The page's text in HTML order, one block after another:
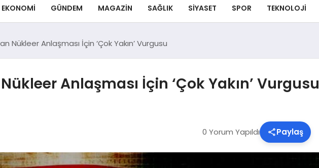
EKONOMI GÜNDEM MAGAZIN SAĞLIK SIYASET SPOR TEKNOLOJI
Nükleer Anlaşması İçin ‘Çok Yakın’ Vurgusu
Anlaşması İçin ‘Çok Yakın’ Vurgusu
0 Yorum Yapıldı Paylaş